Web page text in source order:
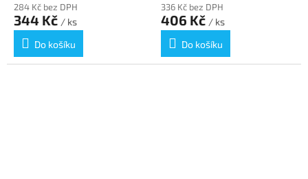
284 Kč bez DPH
344 Kč / ks
Do košíku
336 Kč bez DPH
406 Kč / ks
Do košíku